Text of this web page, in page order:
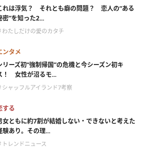
れは浮気？ それとも癖の問題？ 恋人の“ある
密”を知った2...
わたしだけの愛のカタチ
ンタメ
リーズ初“強制帰国”の危機と今シーズン初キ
！ 女性が沼るモ...
シャッフルアイランド7考察
する
女ともに約7割が結婚しない・できないと考えた
験あり。その理...
トレンドニュース